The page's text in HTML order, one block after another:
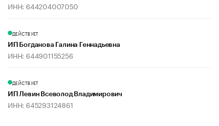
ИНН: 644204007050
ДЕЙСТВУЕТ
ИП Богданова Галина Геннадьевна
ИНН: 644901155256
ДЕЙСТВУЕТ
ИП Левин Всеволод Владимирович
ИНН: 645293124861